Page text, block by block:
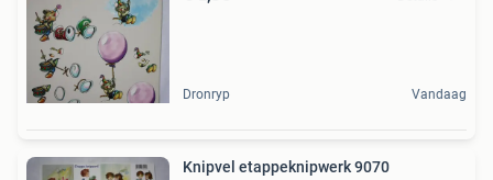
Dronryp Vandaag
Knipvel etappeknipwerk 9070